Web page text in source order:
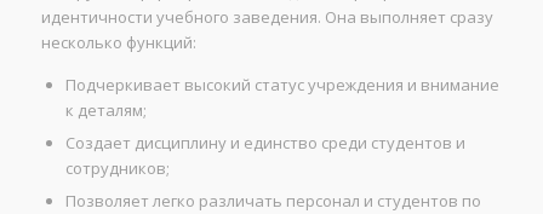
идентичности учебного заведения. Она выполняет сразу
несколько функций:
Подчеркивает высокий статус учреждения и внимание
к деталям;
Создает дисциплину и единство среди студентов и
сотрудников;
Позволяет легко различать персонал и студентов по